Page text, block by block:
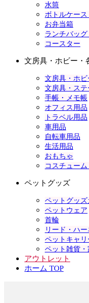
水筒
ボトルケース
お弁当箱
ランチバッグ
コースター
文房具・ホビー・
文房具・ホ
文房具・ス
手帳・メモ帳
オフィス用品
トラベル用品
車用品
自転車用品
生活用品
おもちゃ
コスチュー
ペットグッズ
ペットグッ
ペットウェア
首輪
リード・ハー
ペットキャリ
ペット雑貨・
アウトレット
ホーム TOP